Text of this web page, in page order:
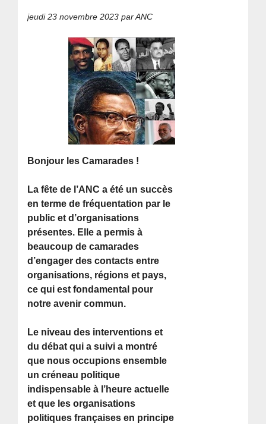
jeudi 23 novembre 2023 par ANC
Bonjour les Camarades !
La fête de l’ANC a été un succès
en terme de fréquentation par le
public et d’organisations
présentes. Elle a permis à
beaucoup de camarades
d’engager des contacts entre
organisations, régions et pays,
ce qui est fondamental pour
notre avenir commun.
Le niveau des interventions et
du débat qui a suivi a montré
que nous occupions ensemble
un créneau politique
indispensable à l’heure actuelle
et que les organisations
politiques françaises en principe